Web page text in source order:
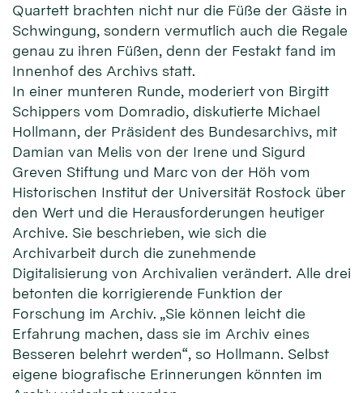
Quartett brachten nicht nur die Füße der Gäste in
Schwingung, sondern vermutlich auch die Regale
genau zu ihren Füßen, denn der Festakt fand im
Innenhof des Archivs statt.
In einer munteren Runde, moderiert von Birgitt
Schippers vom Domradio, diskutierte Michael
Hollmann, der Präsident des Bundesarchivs, mit
Damian van Melis von der Irene und Sigurd
Greven Stiftung und Marc von der Höh vom
Historischen Institut der Universität Rostock über
den Wert und die Herausforderungen heutiger
Archive. Sie beschrieben, wie sich die
Archivarbeit durch die zunehmende
Digitalisierung von Archivalien verändert. Alle drei
betonten die korrigierende Funktion der
Forschung im Archiv. „Sie können leicht die
Erfahrung machen, dass sie im Archiv eines
Besseren belehrt werden“, so Hollmann. Selbst
eigene biografische Erinnerungen könnten im